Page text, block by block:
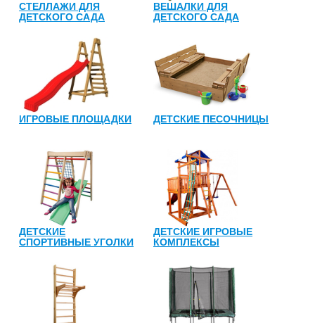
СТЕЛЛАЖИ ДЛЯ
ДЕТСКОГО САДА
ВЕШАЛКИ ДЛЯ
ДЕТСКОГО САДА
ИГРОВЫЕ ПЛОЩАДКИ ДЕТСКИЕ ПЕСОЧНИЦЫ
ДЕТСКИЕ
СПОРТИВНЫЕ УГОЛКИ
ДЕТСКИЕ ИГРОВЫЕ
КОМПЛЕКСЫ